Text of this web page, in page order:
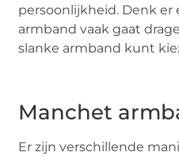
persoonlijkheid. Denk er
armband vaak gaat
slanke armband kunt
Manchet
Er zijn verschillende